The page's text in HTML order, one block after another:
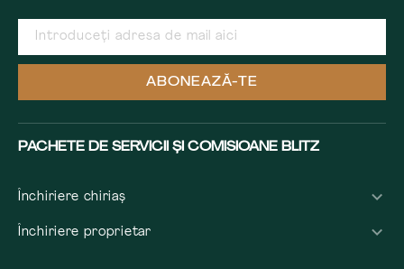
ABONEAZĂ-TE
PACHETE DE SERVICII ȘI COMISIOANE BLITZ
Închiriere chiriaș
Închiriere proprietar